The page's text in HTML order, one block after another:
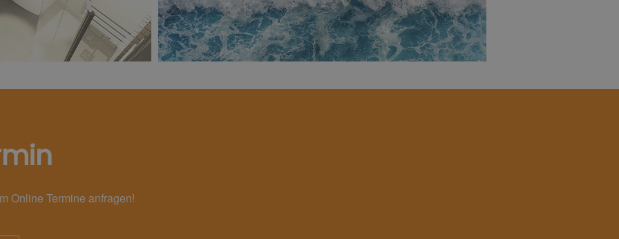
Online Termine anfragen!